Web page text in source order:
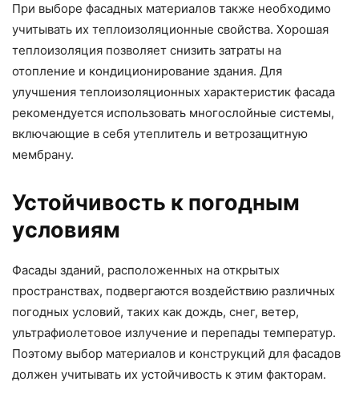
При выборе фасадных материалов также необходимо
учитывать их теплоизоляционные свойства. Хорошая
теплоизоляция позволяет снизить затраты на
отопление и кондиционирование здания. Для
улучшения теплоизоляционных характеристик фасада
рекомендуется использовать многослойные системы,
включающие в себя утеплитель и ветрозащитную
мембрану.
Устойчивость к погодным
условиям
Фасады зданий, расположенных на открытых
пространствах, подвергаются воздействию различных
погодных условий, таких как дождь, снег, ветер,
ультрафиолетовое излучение и перепады температур.
Поэтому выбор материалов и конструкций для фасадов
должен учитывать их устойчивость к этим факторам.